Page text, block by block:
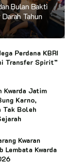
Bulan Bakti
Tahun
Perdana KBRI
Transfer Spirit”
Kwarda Jatim
Karno,
Tak Boleh
Kwaran
Lembata Kwarda